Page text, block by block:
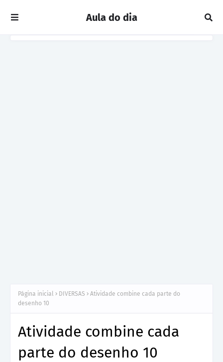
Aula do dia
Página inicial DIVERSAS
Atividade combine cada parte do
desenho 10
Atividade combine cada
parte do desenho 10